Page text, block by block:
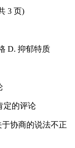
3 页)
D. 抑郁特质
的评论
协商的说法不正